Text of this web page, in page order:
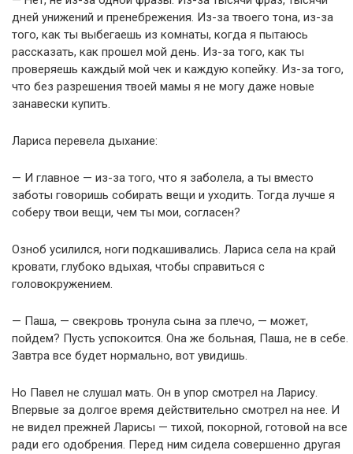
дней унижений и пренебрежения. Из-за твоего тона, из-за
того, как ты выбегаешь из комнаты, когда я пытаюсь
рассказать, как прошел мой день. Из-за того, как ты
проверяешь каждый мой чек и каждую копейку. Из-за того,
что без разрешения твоей мамы я не могу даже новые
занавески купить.
Лариса перевела дыхание:
— И главное — из-за того, что я заболела, а ты вместо
заботы говоришь собирать вещи и уходить. Тогда лучше я
соберу твои вещи, чем ты мои, согласен?
Озноб усилился, ноги подкашивались. Лариса села на край
кровати, глубоко вдыхая, чтобы справиться с
головокружением.
— Паша, — свекровь тронула сына за плечо, — может,
пойдем? Пусть успокоится. Она же больная, Паша, не в себе.
Завтра все будет нормально, вот увидишь.
Но Павел не слушал мать. Он в упор смотрел на Ларису.
Впервые за долгое время действительно смотрел на нее. И
не видел прежней Ларисы — тихой, покорной, готовой на все
ради его одобрения. Перед ним сидела совершенно другая